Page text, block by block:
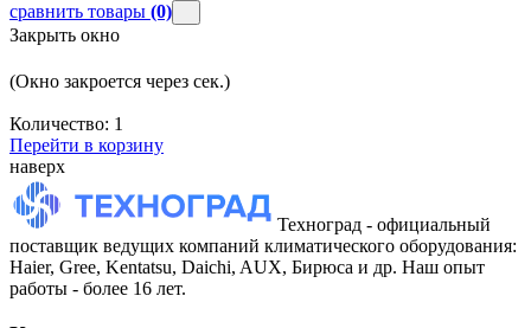
сравнить товары (0)
Закрыть окно
(Окно закроется через сек.)
Количество: 1
Перейти в корзину
наверх
Техноград - официальный
поставщик ведущих компаний климатического оборудования:
Haier, Gree, Kentatsu, Daichi, AUX, Бирюса и др. Наш опыт
работы - более 16 лет.